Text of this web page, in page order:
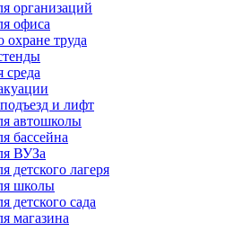
организаций
офиса
труда
среда
и лифт
автошколы
бассейна
ВУЗа
детского лагеря
школы
детского сада
магазина